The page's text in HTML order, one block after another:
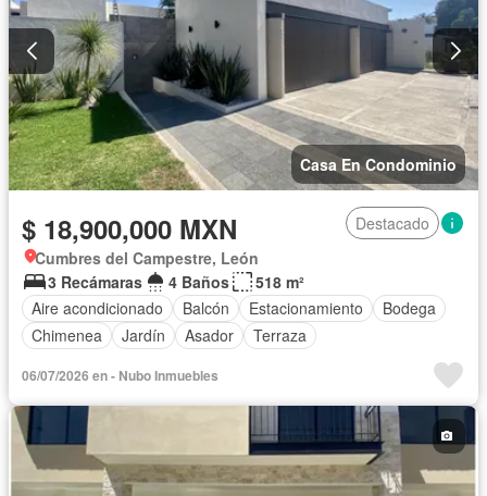
Casa En Condominio
$ 18,900,000 MXN
Destacado
Cumbres del Campestre, León
3 Recámaras
4 Baños
518 m²
Aire acondicionado
Balcón Estacionamiento
Bodega
Chimenea
Jardín Asador Terraza
06/07/2026 en - Nubo Inmuebles